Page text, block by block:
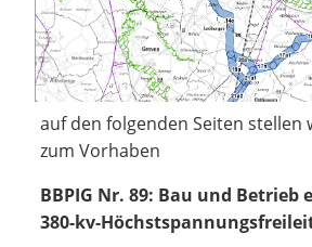
auf den folgenden Seiten
zum Vorhaben
BBPIG Nr. 89: Bau und Betrieb
380-kv-